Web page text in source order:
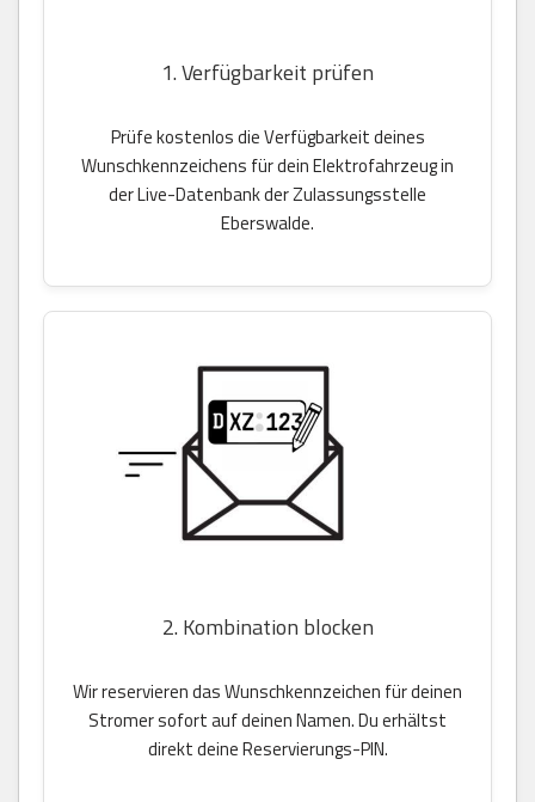
1. Verfügbarkeit prüfen
Prüfe kostenlos die Verfügbarkeit deines
Wunschkennzeichens für dein Elektrofahrzeug in
der Live-Datenbank der Zulassungsstelle
Eberswalde.
2. Kombination blocken
Wir reservieren das Wunschkennzeichen für deinen
Stromer sofort auf deinen Namen. Du erhältst
direkt deine Reservierungs-PIN.